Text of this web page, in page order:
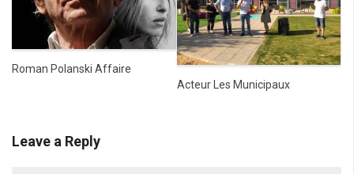
Roman Polanski Affaire
Acteur Les Municipaux
Leave a Reply